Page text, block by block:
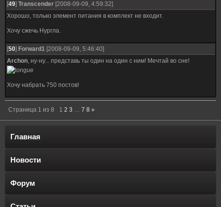
[49] Transcender [2008-09-09, 4:59:32]
Хорошо, только элемент питания в комплект не входит.
Хочу сжечь Нургла.
[50] Forward1 [2008-09-09, 5:46:40]
Archon, ну-ну... представь ты один на один с ним! Мечтай во сне!
Хочу набрать 750 постов!
Страница 1 из 8 1 2 3 … 7 8 »
Главная
Новости
Форум